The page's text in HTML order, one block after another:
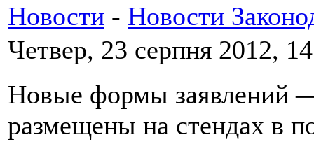
Новости - Новости
Четвер, 23 серпня 2012,
Новые формы заявлений
размещены на стендах в